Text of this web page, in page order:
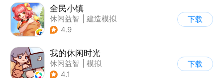
全民小镇
休闲益智
建造模拟
| 卡通
4.9
下载
我的休闲时光
休闲益智
模拟
4.1
下载